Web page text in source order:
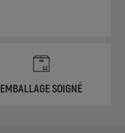
EMBALLAGE SOIGNÉ